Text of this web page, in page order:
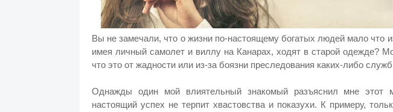
Вы не замечали, что о жизни по-настоящему богатых людей мало что
имея личный самолет и виллу на Канарах, ходят в старой одежде?
что это от жадности или из-за боязни преследования каких-либо
Однажды один мой влиятельный знакомый разъяснил мне этот
настоящий успех не терпит хвастовства и показухи. К примеру,